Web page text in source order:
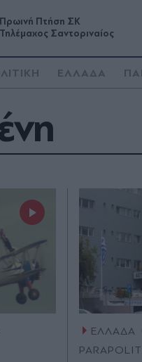
Πρωινή Πτήση ΣΚ
Τηλέμαχος Σαντοριναίος
ΕΛΛΑΔΑ
ΕΛΛΑΔΑ